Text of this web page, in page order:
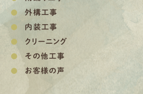
外構工事
内装工事
クリーニング
その他工事
お客様の声